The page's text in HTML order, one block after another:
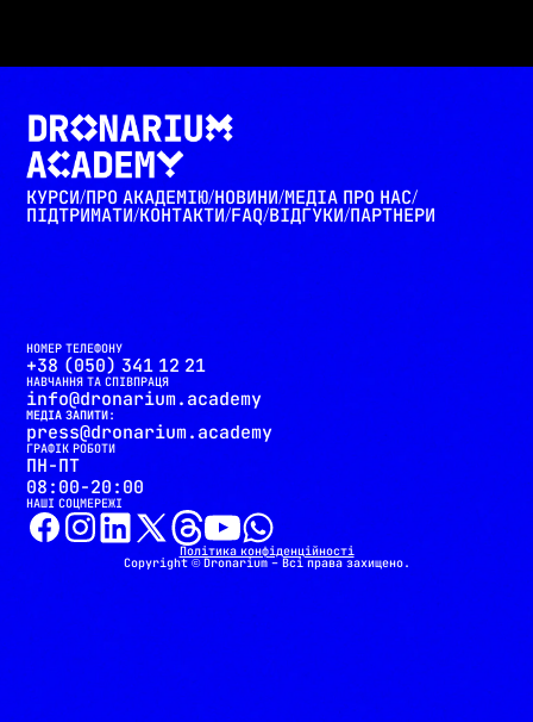
КУРСИ/ПРО АКАДЕМІЮ/НОВИНИ/МЕДІА ПРО НАС/
ПІДТРИМАТИ/КОНТАКТИ/FAQ/ВІДГУКИ/ПАРТНЕРИ
НОМЕР ТЕЛЕФОНУ
+38 (050) 341 12 21
НАВЧАННЯ ТА СПІВПРАЦЯ
info@dronarium.academy
МЕДІА ЗАПИТИ:
press@dronarium.academy
ГРАФІК РОБОТИ
ПН-ПТ
08:00-20:00
НАШІ СОЦМЕРЕЖІ
Політика конфіденційності
Copyright © Dronarium – Всі права захищено.